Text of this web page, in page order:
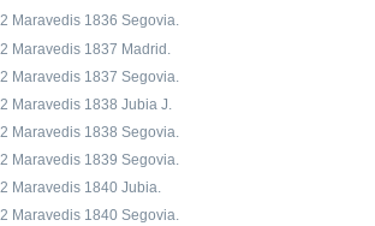
2 Maravedis 1836 Segovia.
2 Maravedis 1837 Madrid.
2 Maravedis 1837 Segovia.
2 Maravedis 1838 Jubia J.
2 Maravedis 1838 Segovia.
2 Maravedis 1839 Segovia.
2 Maravedis 1840 Jubia.
2 Maravedis 1840 Segovia.